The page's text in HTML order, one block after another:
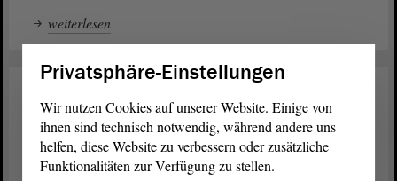
weiterlesen
Letzte Fahrt für die Wipperliese
rückt näher
Privatsphäre-Einstellungen
Wir nutzen Cookies auf unserer Website. Einige von
ihnen sind technisch notwendig, während andere uns
helfen, diese Website zu verbessern oder zusätzliche
Funktionalitäten zur Verfügung zu stellen.